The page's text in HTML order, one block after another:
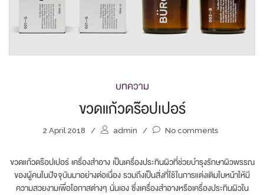
บทความ
ขวดแก้วดร๊อปเปอร์
2 April 2018 / admin / No comments
ขวดแก้วดร๊อปเปอร์ เครื่องสำอาง เป็นเครื่องประทินผิวที่ช่วยบำรุงรักษาผิวพรรณ
ของผู้คนในปัจจุบันมาอย่างต่อเนื่อง รวมถึงเป็นสิ่งที่ใช้ในการแต่งเติมใบหน้าให้มี
ความสวยงามเพื่อโอกาสต่างๆ นั่นเอง ซึ่งเครื่องสำอางหรือเครื่องประทินผิวใน